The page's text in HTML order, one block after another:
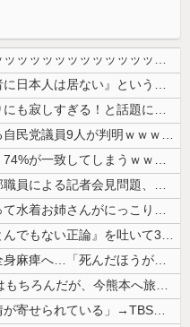
【画像】北朝鮮のビアガール、エッッッッッッッッッッッッッッッッッ！
【赤っ恥】「航空機事故で『搭乗者に日本人は居ない』という発表は嫌い。人...
昭和を代表する女優の晩年があまりにも寂しすぎる！と話題に、自身の子供を...
【悲報】消費税減税に反対している自民党議員9人が判明ｗｗｗｗｗｗ
【悲報】ヤニねこで抜けるキャラ、74%が一致してしまうｗｗｗｗｗ
【速報】バスローブ姿の秋田県幹部職員による記者会見問題、ラブホテルから...
会社のカメラ部で「商品を手に持って水着お姉さんがにっこり」を撮影、だが...
【画像】全身入れ墨の彫り師、『とんでもない正論』を吐いて30万再生され...
【九州名物】鶏刺し食べた医師、全身麻痺へ…「死んだほうが良かったと思っ...
鈴木紗理奈（49）「ボランティアはもちろんだが、今熊本へ旅行に行くこと...
熊本県知事「報道に強い不満・苦情が寄せられている」→TBSの報道特集が...